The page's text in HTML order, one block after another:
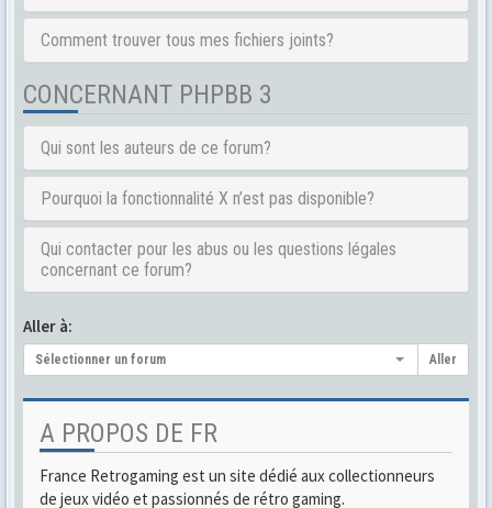
Comment trouver tous mes fichiers joints?
CONCERNANT PHPBB 3
Qui sont les auteurs de ce forum?
Pourquoi la fonctionnalité X n’est pas disponible?
Qui contacter pour les abus ou les questions légales
concernant ce forum?
Aller à:
Sélectionner un forum Aller
A PROPOS DE FR
France Retrogaming est un site dédié aux collectionneurs
de jeux vidéo et passionnés de rétro gaming.